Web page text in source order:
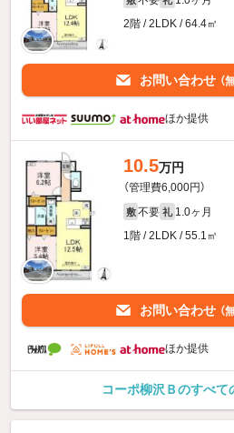
2階 / 2LDK / 64.4㎡
お問い合わせ （
ほか提供
10.5万円
（管理費6,000円）
敷 不要 礼 1.0ヶ月
1階 / 2LDK / 55.1㎡
お問い合わせ （
ほか提供
コーポ柳沢Ｂのすべて